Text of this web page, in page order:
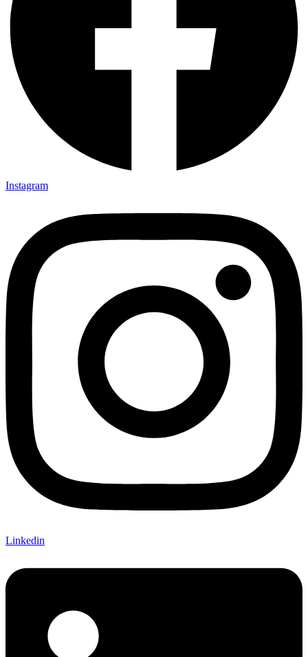
Instagram
Linkedin